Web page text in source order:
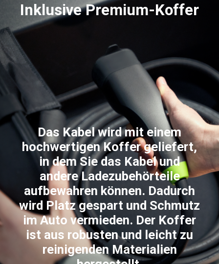
Inklusive Premium-Koffer
Das Kabel wird mit einem
hochwertigen Koffer geliefert,
in dem Sie das Kabel und
andere Ladezubehörteile
aufbewahren können. Dadurch
wird Platz gespart und Schmutz
im Auto vermieden. Der Koffer
ist aus robusten und leicht zu
reinigenden Materialien